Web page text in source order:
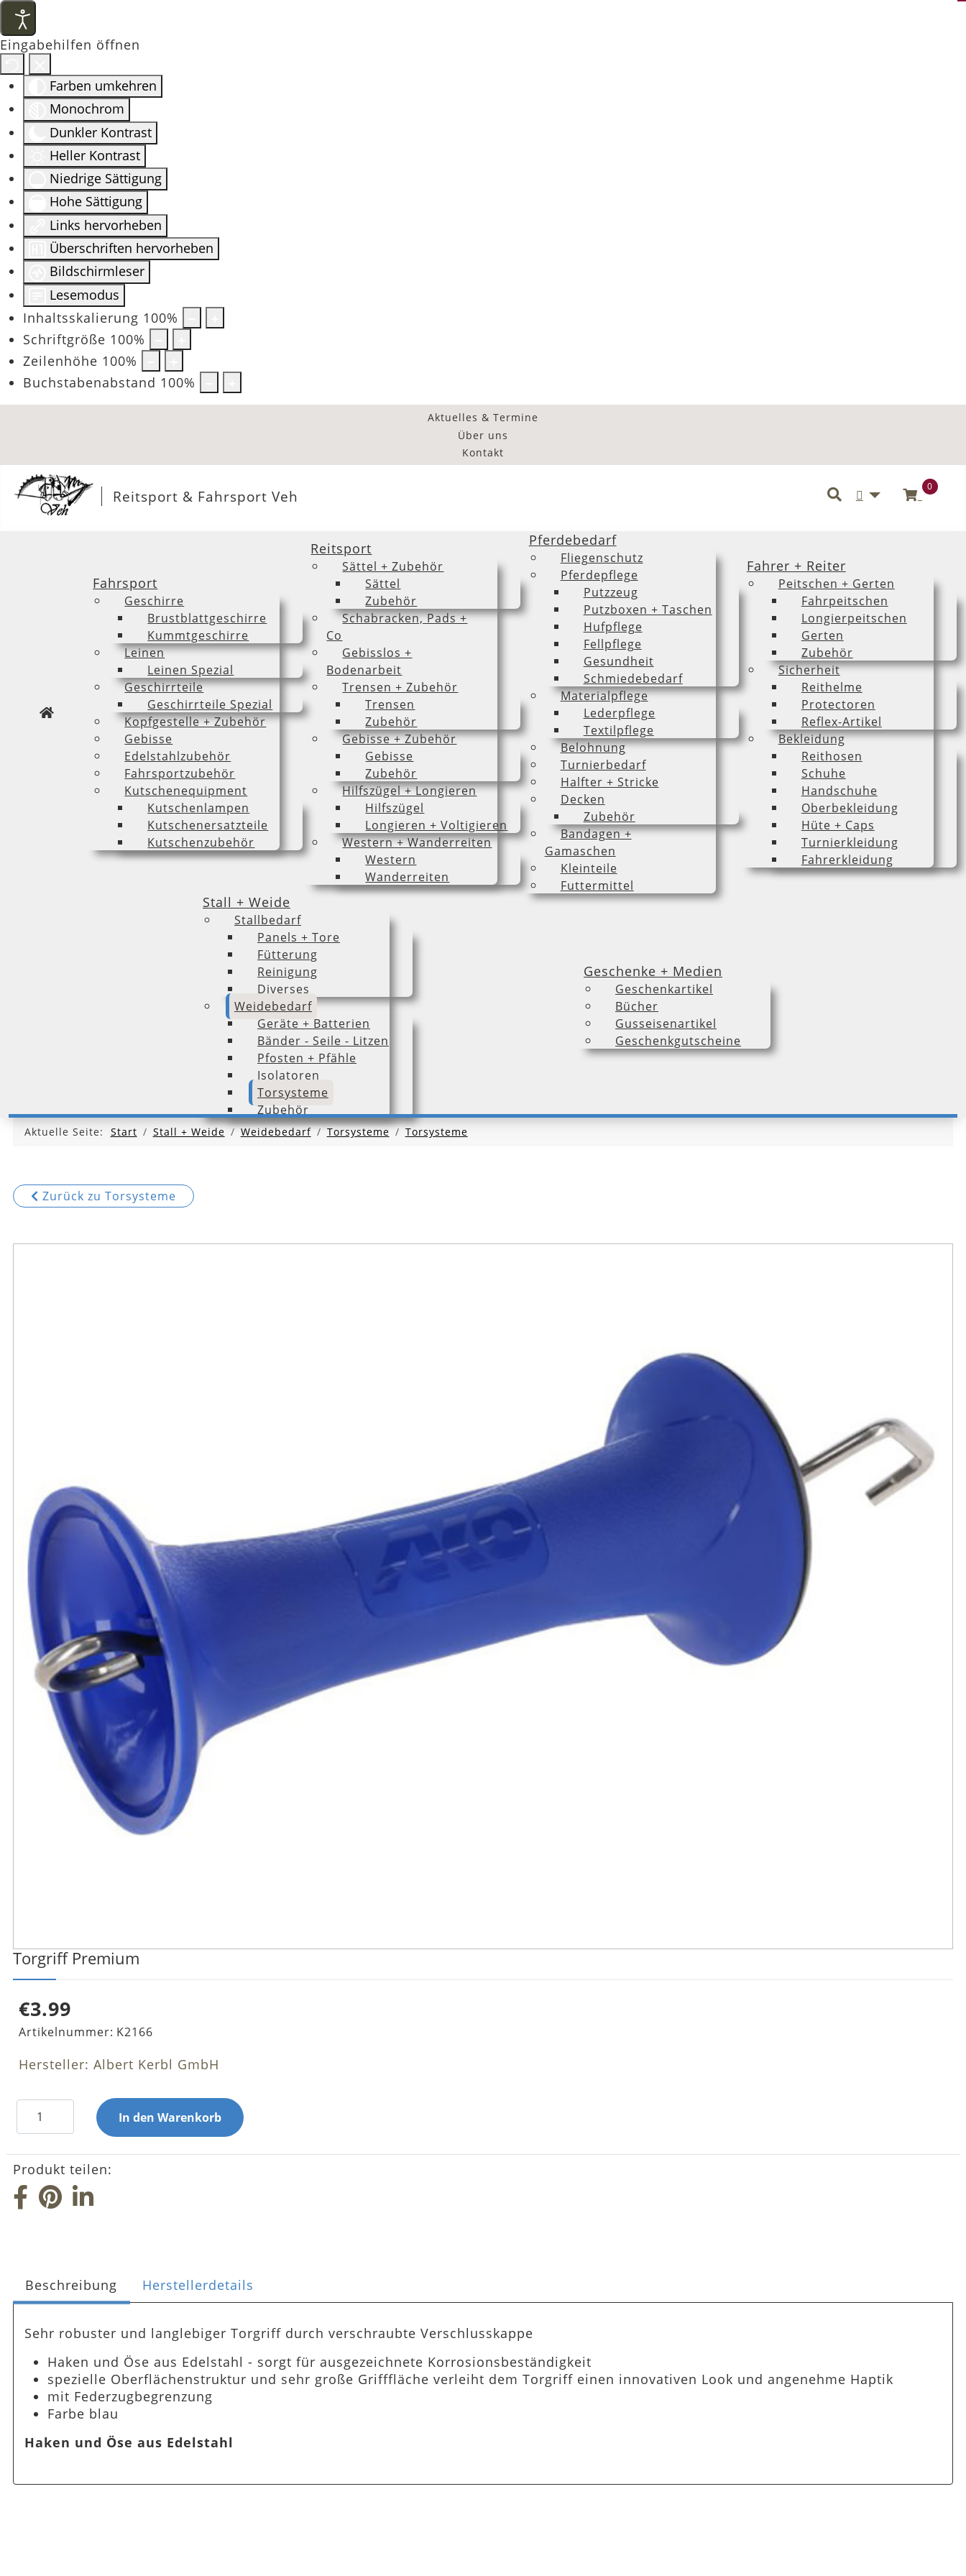
Eingabehilfen öffnen
Farben umkehren
Monochrom
Dunkler Kontrast
Heller Kontrast
Niedrige Sättigung
Hohe Sättigung
Links hervorheben
Überschriften hervorheben
Bildschirmleser
Lesemodus
Inhaltsskalierung 100%
Schriftgröße 100%
Zeilenhöhe 100%
Buchstabenabstand 100%
Aktuelles & Termine
Über uns
Kontakt
Reitsport & Fahrsport Veh Benutzermenü
0
Fahrsport
Geschirre
Brustblattgeschirre
Kummtgeschirre
Leinen
Leinen Spezial
Geschirrteile
Geschirrteile Spezial
Kopfgestelle + Zubehör
Gebisse
Edelstahlzubehör
Fahrsportzubehör
Kutschenequipment
Kutschenlampen
Kutschenersatzteile
Kutschenzubehör
Reitsport
Sättel + Zubehör
Sättel
Zubehör
Schabracken, Pads +
Co
Gebisslos +
Bodenarbeit
Trensen + Zubehör
Trensen
Zubehör
Gebisse + Zubehör
Gebisse
Zubehör
Hilfszügel + Longieren
Hilfszügel
Longieren + Voltigieren
Western + Wanderreiten
Western
Wanderreiten
Pferdebedarf
Fliegenschutz
Pferdepflege
Putzzeug
Putzboxen + Taschen
Hufpflege
Fellpflege
Gesundheit
Schmiedebedarf
Materialpflege
Lederpflege
Textilpflege
Belohnung
Turnierbedarf
Halfter + Stricke
Decken
Zubehör
Bandagen +
Gamaschen
Kleinteile
Futtermittel
Fahrer + Reiter
Peitschen + Gerten
Fahrpeitschen
Longierpeitschen
Gerten
Zubehör
Sicherheit
Reithelme
Protectoren
Reflex-Artikel
Bekleidung
Reithosen
Schuhe
Handschuhe
Oberbekleidung
Hüte + Caps
Turnierkleidung
Fahrerkleidung
Stall + Weide
Stallbedarf
Panels + Tore
Fütterung
Reinigung
Diverses
Weidebedarf
Geräte + Batterien
Bänder - Seile - Litzen
Pfosten + Pfähle
Isolatoren
Torsysteme
Zubehör
Geschenke + Medien
Geschenkartikel
Bücher
Gusseisenartikel
Geschenkgutscheine
Aktuelle Seite: Start Stall + Weide Weidebedarf Torsysteme Torsysteme
Zurück zu Torsysteme
Torgriff Premium
€3.99
Artikelnummer: K2166
Hersteller: Albert Kerbl GmbH
Produkt teilen:
Beschreibung Herstellerdetails
Sehr robuster und langlebiger Torgriff durch verschraubte Verschlusskappe
Haken und Öse aus Edelstahl - sorgt für ausgezeichnete Korrosionsbeständigkeit
spezielle Oberflächenstruktur und sehr große Grifffläche verleiht dem Torgriff einen innovativen Look und angenehme Haptik
mit Federzugbegrenzung
Farbe blau
Haken und Öse aus Edelstahl